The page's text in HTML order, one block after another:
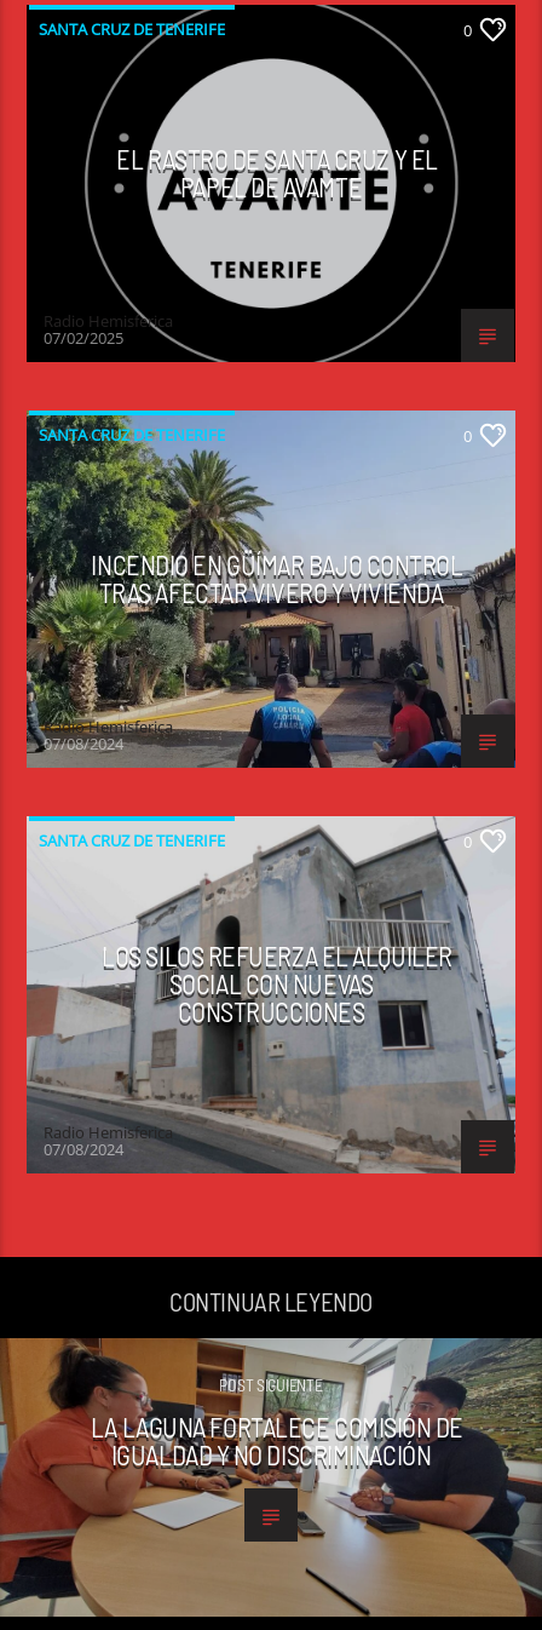
SANTA CRUZ DE TENERIFE 0
EL RASTRO DE SANTA CRUZ Y EL
PAPEL DE AVAMTE
Radio Hemisferica
07/02/2025
SANTA CRUZ DE TENERIFE 0
INCENDIO EN GÜÍMAR BAJO CONTROL
TRAS AFECTAR VIVERO Y VIVIENDA
Radio Hemisferica
07/08/2024
SANTA CRUZ DE TENERIFE 0
LOS SILOS REFUERZA EL ALQUILER
SOCIAL CON NUEVAS
CONSTRUCCIONES
Radio Hemisferica
07/08/2024
CONTINUAR LEYENDO
POST SIGUIENTE
LA LAGUNA FORTALECE COMISIÓN DE
IGUALDAD Y NO DISCRIMINACIÓN